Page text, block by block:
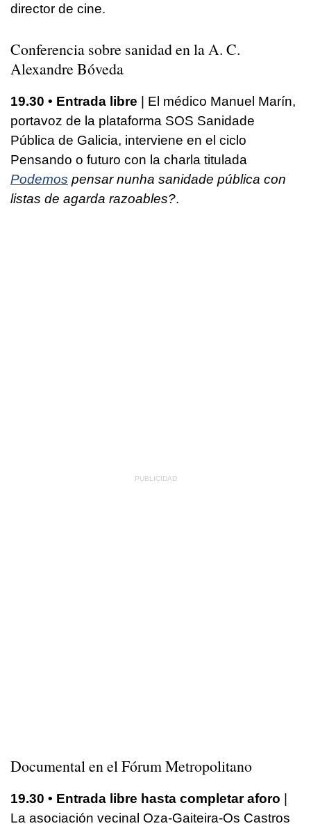
director de cine.
Conferencia sobre sanidad en la A. C.
Alexandre Bóveda
19.30 • Entrada libre | El médico Manuel Marín,
portavoz de la plataforma SOS Sanidade
Pública de Galicia, interviene en el ciclo
Pensando o futuro con la charla titulada
Podemos pensar nunha sanidade pública con
listas de agarda razoables?.
Documental en el Fórum Metropolitano
19.30 • Entrada libre hasta completar aforo |
La asociación vecinal Oza-Gaiteira-Os Castros